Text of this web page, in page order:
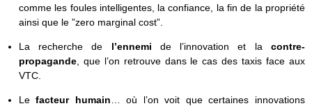
comme les foules intelligentes, la confiance, la fin de la propriété
ainsi que le ”zero marginal cost”.
La recherche de l’ennemi de l’innovation et lacontre-
propagande, que l’on retrouve dans le cas des taxis face aux
VTC.
Lefacteur humain … où l’on voit que certaines innovations